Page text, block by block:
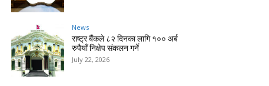
News
राष्ट्र बैंकले ८२ दिनका लागि १०० अर्ब
रुपैयाँ निक्षेप संकलन गर्ने
July 22, 2026